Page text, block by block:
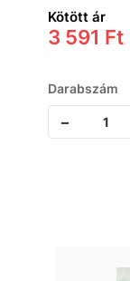
Kötött ár
3 591 Ft
Darabszám
-